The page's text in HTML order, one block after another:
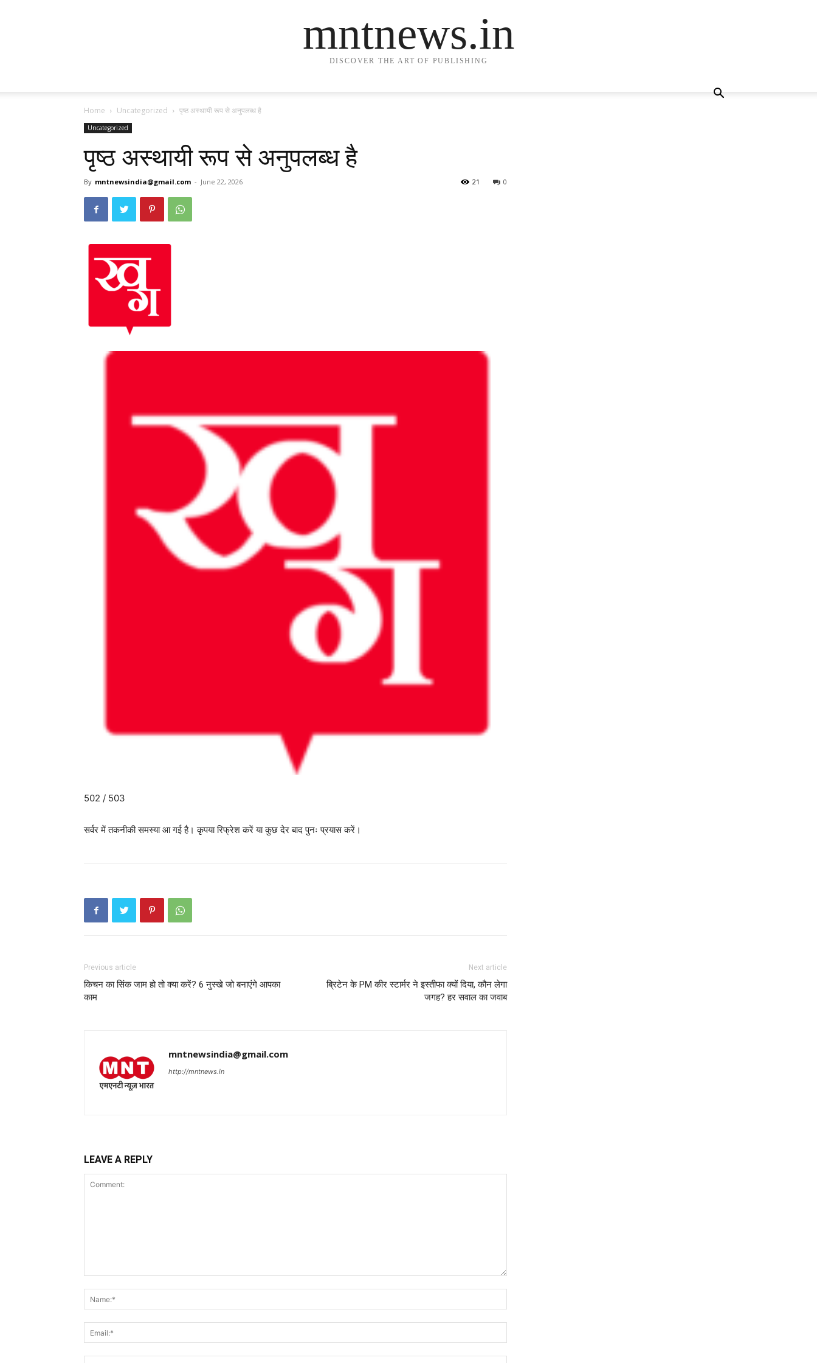
mntnews.in
DISCOVER THE ART OF PUBLISHING
Home Uncategorized पृष्ठ अस्थायी रूप से अनुपलब्ध है
Uncategorized
पृष्ठ अस्थायी रूप से अनुपलब्ध है
By mntnewsindia@gmail.com - June 22, 2026 0
21
502 / 503
सर्वर में तकनीकी समस्या आ गई है। कृपया रिफ्रेश करें या कुछ देर बाद पुनः प्रयास करें।
Previous article
किचन का सिंक जाम हो तो क्या करें? 6 नुस्खे जो बनाएंगे आपका
काम
Next article
ब्रिटेन के PM कीर स्टार्मर ने इस्तीफा क्यों दिया, कौन लेगा
जगह? हर सवाल का जवाब
mntnewsindia@gmail.com
http://mntnews.in
LEAVE A REPLY